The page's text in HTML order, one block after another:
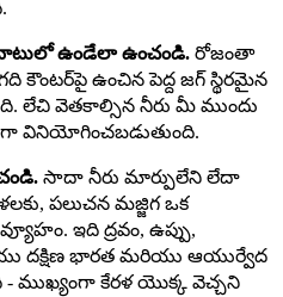
ఉండేలా ఉంచండి. రోజంతా
కౌంటర్‌పై ఉంచిన పెద్ద జగ్ స్థిరమైన
లేచి వెతకాల్సిన నీరు మీ ముందు
వినియోగించబడుతుంది.
సాదా నీరు మార్పులేని లేదా
పలుచన మజ్జిగ ఒక
ఇది ద్రవం, ఉప్పు,
దక్షిణ భారత మరియు ఆయుర్వేద
- ముఖ్యంగా కేరళ యొక్క వెచ్చని